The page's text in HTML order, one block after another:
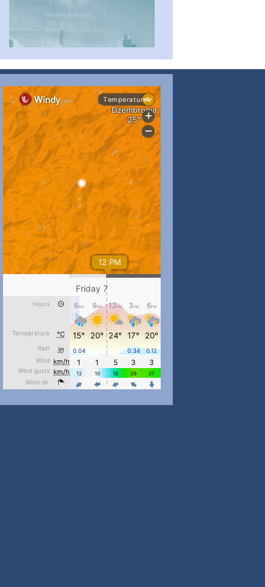
#PipIvanToday...
pimrec_project
#PipIvanToday...
pimrec_project